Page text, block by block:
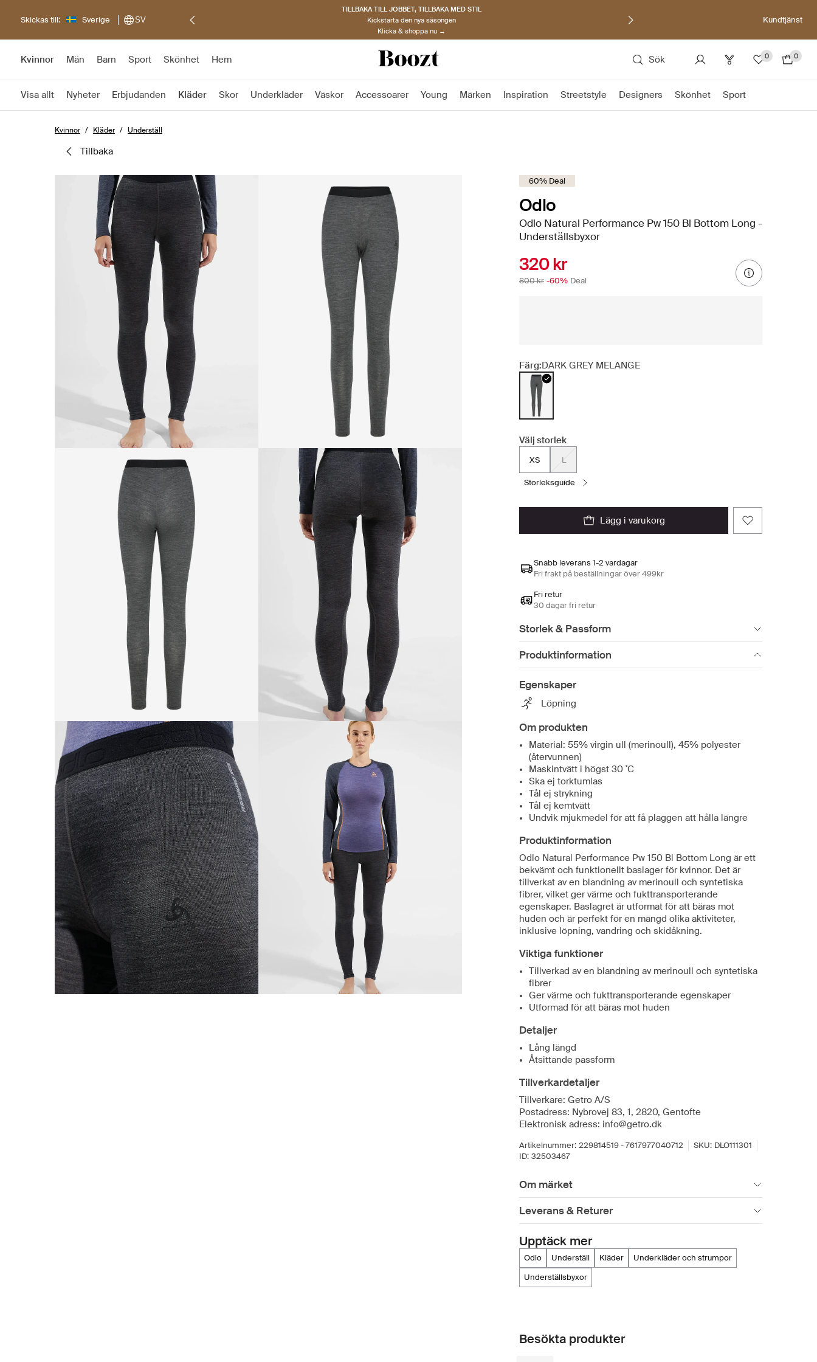
Skickas till: Sverige SV
TILLBAKA TILL JOBBET, TILLBAKA MED STIL
Kickstarta den nya säsongen
Klicka & shoppa nu →
Kundtjänst
Kvinnor Män Barn Sport Skönhet Hem Sök 0 0
Visa allt Nyheter Erbjudanden Kläder Skor Underkläder Väskor Accessoarer Young Märken Inspiration Streetstyle Designers Skönhet Sport
Kvinnor Kläder Underställ
tillbaka
60% Deal
Odlo
Odlo Natural Performance Pw 150 Bl Bottom Long -
Underställsbyxor
320 kr
800 kr -60% Deal
Färg:DARK GREY MELANGE
Välj storlek
XS L
storleksguide
lägg i varukorg
Snabb leverans 1-2 vardagar
Fri frakt på beställningar över 499kr
Fri retur
30 dagar fri retur
Storlek & Passform
Produktinformation
Egenskaper
Löpning
Om produkten
Material: 55% virgin ull (merinoull), 45% polyester
(återvunnen)
Maskintvätt i högst 30 ˚C
Ska ej torktumlas
Tål ej strykning
Tål ej kemtvätt
Undvik mjukmedel för att få plaggen att hålla längre
Produktinformation
Odlo Natural Performance Pw 150 Bl Bottom Long är ett
bekvämt och funktionellt baslager för kvinnor. Det är
tillverkat av en blandning av merinoull och syntetiska
fibrer, vilket ger värme och fukttransporterande
egenskaper. Baslagret är utformat för att bäras mot
huden och är perfekt för en mängd olika aktiviteter,
inklusive löpning, vandring och skidåkning.
Viktiga funktioner
Tillverkad av en blandning av merinoull och syntetiska
fibrer
Ger värme och fukttransporterande egenskaper
Utformad för att bäras mot huden
Detaljer
Lång längd
Åtsittande passform
Tillverkardetaljer
Tillverkare: Getro A/S
Postadress: Nybrovej 83, 1, 2820, Gentofte
Elektronisk adress: info@getro.dk
Artikelnummer: 229814519 - 7617977040712 SKU: DLO111301
ID: 32503467
Om märket
Leverans & Returer
Upptäck mer
odlo underställ kläder
underkläder och strumpor
underställsbyxor
Besökta produkter